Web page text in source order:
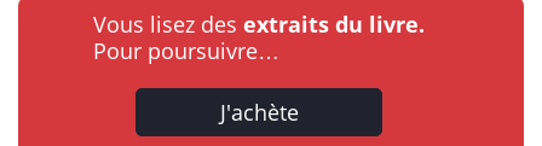
Vous lisez des extraits du livre.
Pour poursuivre…
J'achète